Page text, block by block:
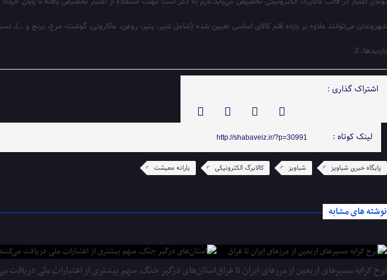
شهروندان می‌توانند علاوه بر یازده قلم کالای اساسی تعیین شده (شامل شیر، پنیر، روغن، ماکارونی، گوشت، مرغ، برنج و …)،
بازدیدها: 2
اشتراک گذاری :
لینک کوتاه : http://shabaveiz.ir/?p=30991
پایگاه خبری شباویز شباویز کالابرگ الکترونیکی یارانه معیشت
نوشته های مشابه
نرخ کرایه مسیرهای اربعین از مرزهای ایران تا عراقاستان‌های درگیر جنگ، سهم بیشتری از اعتبارات ملی دریافت